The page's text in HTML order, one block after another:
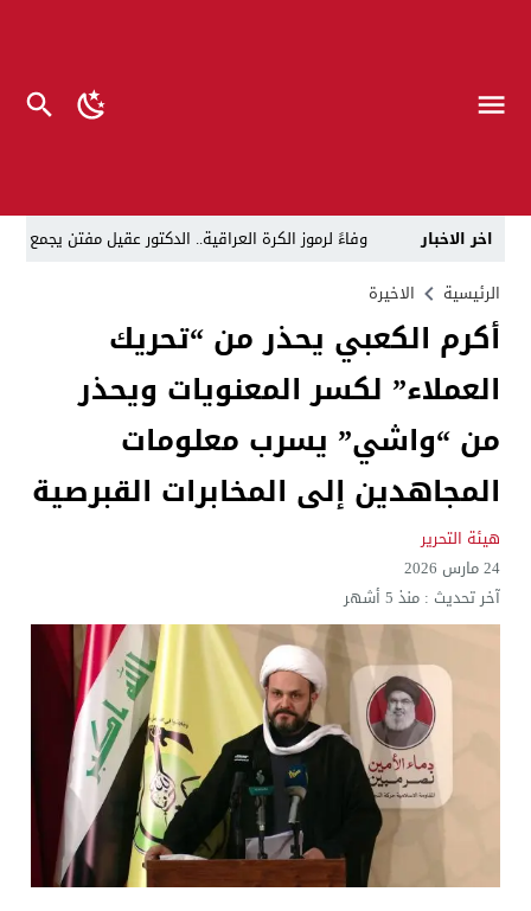
اخر الاخبار
وفاءً لرموز الكرة العراقية.. الدكتور عقيل مفتن
د. حسن جمعة يهنئ الأستاذ كريم حمادي برئاسة نادي
خلية الإعلام الأمني: الحكومة ماضية في حصر السلاح
الرجل المناسب في المكان المناسب ..
قراءة نقدية في مرثية الوصل للكاتب عباس
تحت عنوان “أقلام للمأجورين وسقوط في فخ الإفلاس
الرئيسية الاخيرة
أكرم الكعبي يحذر من “تحريك
العملاء” لكسر المعنويات ويحذر
من “واشي” يسرب معلومات
المجاهدين إلى المخابرات القبرصية
هيئة التحرير
24 مارس 2026
آخر تحديث :منذ 5 أشهر